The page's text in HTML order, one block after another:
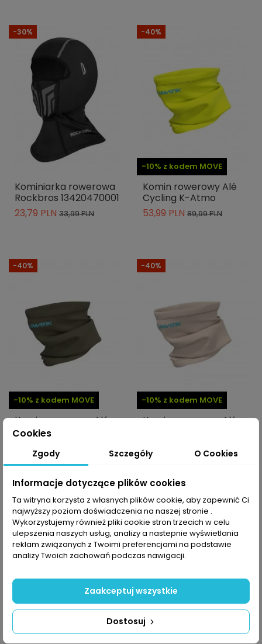
-30%
Kominiarka rowerowa
Rockbros 13420470001
23,79 PLN 33,99 PLN
-10% z kodem MOVE
-40%
Komin rowerowy Alé
Cycling K-Atmo
53,99 PLN 89,99 PLN
-10% z kodem MOVE
-40%
Komin rowerowy Alé
Cycling K-Atmo
53,99 PLN
-10% z kodem MOVE
-40%
Komin rowerowy Alé
53,99 PLN
-10% z kodem MOVE
-40%
-10% z kodem MOVE
-40%
Cookies
Zgody Szczegóły O Cookies
Informacje dotyczące plików cookies
Ta witryna korzysta z własnych plików cookie, aby zapewnić Ci
najwyższy poziom doświadczenia na naszej stronie .
Wykorzystujemy również pliki cookie stron trzecich w celu
ulepszenia naszych usług, analizy a nastepnie wyświetlania
reklam związanych z Twoimi preferencjami na podstawie
analizy Twoich zachowań podczas nawigacji.
Dostosuj
Zaakceptuj wszystkie